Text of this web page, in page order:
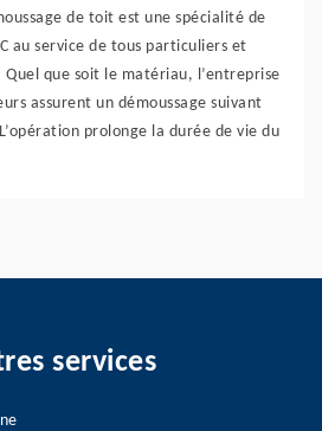
de toit est une spécialité de
au service de tous particuliers et
Quel que soit le matériau, l’entreprise
assurent un démoussage suivant
prolonge la durée de vie du
services